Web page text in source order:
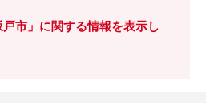
戸市」に関する情報を表示し